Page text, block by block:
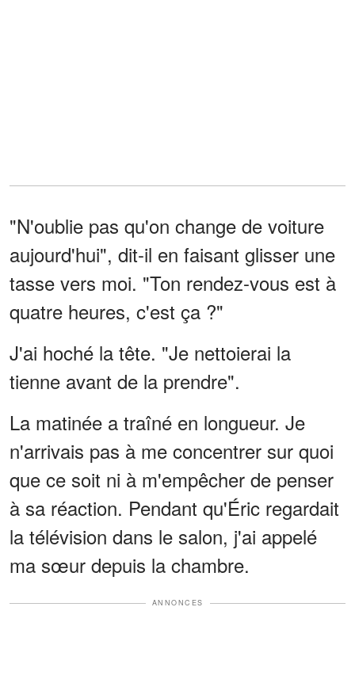
"N'oublie pas qu'on change de voiture
aujourd'hui", dit-il en faisant glisser une
tasse vers moi. "Ton rendez-vous est à
quatre heures, c'est ça ?"
J'ai hoché la tête. "Je nettoierai la
tienne avant de la prendre".
La matinée a traîné en longueur. Je
n'arrivais pas à me concentrer sur quoi
que ce soit ni à m'empêcher de penser
à sa réaction. Pendant qu'Éric regardait
la télévision dans le salon, j'ai appelé
ma sœur depuis la chambre.
ANNONCES